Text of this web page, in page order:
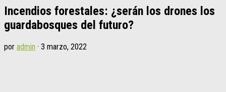
Incendios forestales: ¿serán los drones los
guardabosques del futuro?
por admin · 3 marzo, 2022